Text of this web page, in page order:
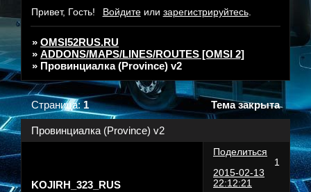
Привет, Гость! Войдитеили зарегистрируйтесь.
»OMSI52RUS.RU
»ADDONS/MAPS/LINES/ROUTES [OMSI 2]
» Провинциалка (Province) v2
Провинциалка (Province) v2
Страница:1 Тема закрыта
Поделиться
1
2015-02-13
22:12:21
KOJIRH_323_RUS